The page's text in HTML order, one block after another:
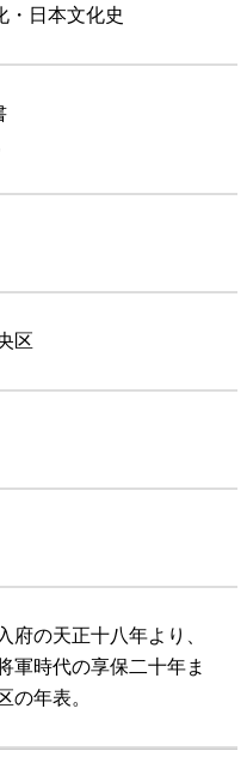
・日本文化史
区
府の天正十八年より、
軍時代の享保二十年ま
の年表。